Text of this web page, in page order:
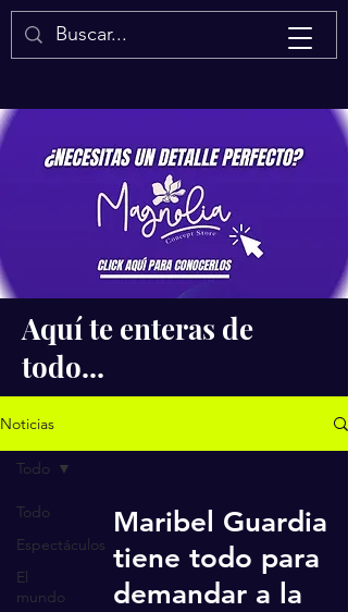
Isaac Quintal
Aquí te enteras de
todo...
Noticias
Todo
Espectáculos
El
mundo
Todo
Maribel Guardia
tiene todo para
demandar a la